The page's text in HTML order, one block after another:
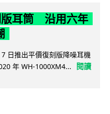
版耳筒 沿用六年
日推出平價復刻版降噪耳機
年 WH-1000XM4...
閱讀